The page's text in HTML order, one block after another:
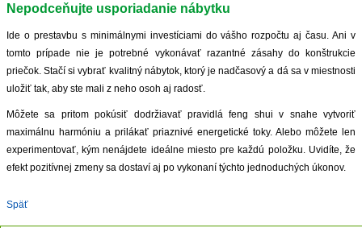
Nepodceňujte usporiadanie nábytku
Ide o prestavbu s minimálnymi investíciami do vášho rozpočtu aj času. Ani v
tomto prípade nie je potrebné vykonávať razantné zásahy do konštrukcie
priečok. Stačí si vybrať kvalitný nábytok, ktorý je nadčasový a dá sa v miestnosti
uložiť tak, aby ste mali z neho osoh aj radosť.
Môžete sa pritom pokúsiť dodržiavať pravidlá feng shui v snahe vytvoriť
maximálnu harmóniu a prilákať priaznivé energetické toky. Alebo môžete len
experimentovať, kým nenájdete ideálne miesto pre každú položku. Uvidíte, že
efekt pozitívnej zmeny sa dostaví aj po vykonaní týchto jednoduchých úkonov.
Späť